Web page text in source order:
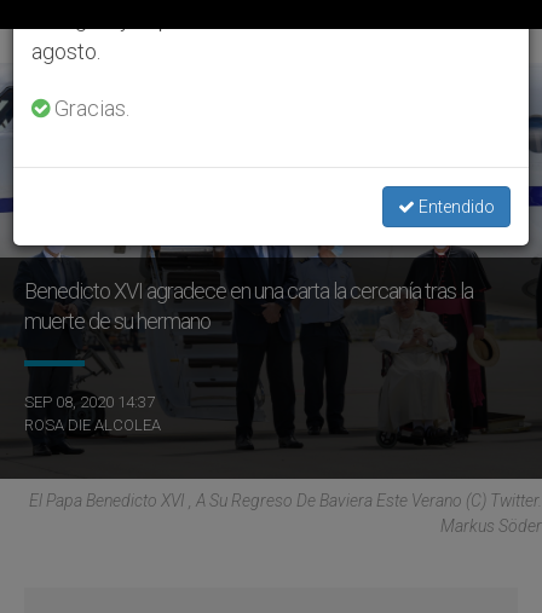
ÚLTIMAS NOTICIAS
Benedicto XVI agradece en una carta la cercanía tras la
muerte de su hermano
SEP 08, 2020 14:37
ROSA DIE ALCOLEA
El Papa Benedicto XVI , A Su Regreso De Baviera Este Verano (C) Twitter.
Markus Söder
agosto.
Gracias.
Entendido